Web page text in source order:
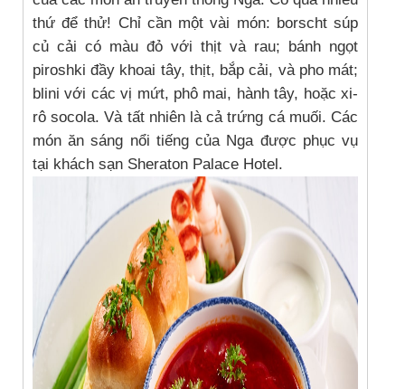
thứ để thử! Chỉ cần một vài món: borscht súp
củ cải có màu đỏ với thịt và rau; bánh ngọt
piroshki đầy khoai tây, thịt, bắp cải, và pho mát;
blini với các vị mứt, phô mai, hành tây, hoặc xi-
rô socola. Và tất nhiên là cả trứng cá muối. Các
món ăn sáng nổi tiếng của Nga được phục vụ
tại khách sạn Sheraton Palace Hotel.